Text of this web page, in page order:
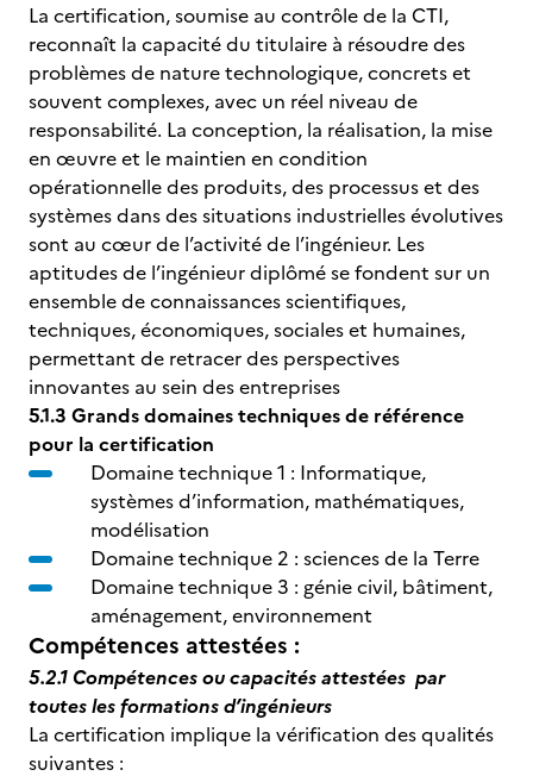
La certification, soumise au contrôle de la CTI,
reconnaît la capacité du titulaire à résoudre des
problèmes de nature technologique, concrets et
souvent complexes, avec un réel niveau de
responsabilité. La conception, la réalisation, la mise
en œuvre et le maintien en condition
opérationnelle des produits, des processus et des
systèmes dans des situations industrielles évolutives
sont au cœur de l’activité de l’ingénieur. Les
aptitudes de l’ingénieur diplômé se fondent sur un
ensemble de connaissances scientifiques,
techniques, économiques, sociales et humaines,
permettant de retracer des perspectives
innovantes au sein des entreprises
5.1.3 Grands domaines techniques de référence
pour la certification
Domaine technique 1 : Informatique,
systèmes d’information, mathématiques,
modélisation
Domaine technique 2 : sciences de la Terre
Domaine technique 3 : génie civil, bâtiment,
aménagement, environnement
Compétences attestées :
5.2.1 Compétences ou capacités attestées par
toutes les formations d’ingénieurs
La certification implique la vérification des qualités
suivantes :